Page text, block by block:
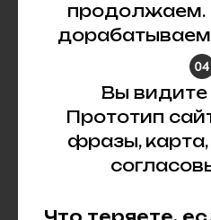
продолжаем.
дорабатываем
Вы видите
Прототип
фразы,